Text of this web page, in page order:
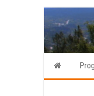
Hoppa
till
innehåll